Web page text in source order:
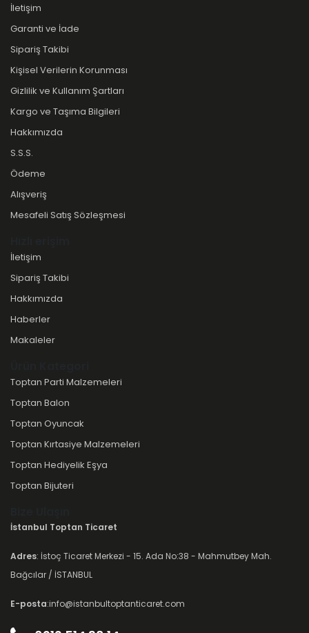
İletişim
Garanti ve İade
Sipariş Takibi
Kişisel Verilerin Korunması
Gizlilik ve Kullanım Şartları
Kargo ve Taşıma Bilgileri
Hakkımızda
S.S.S.
Ödeme
Alışveriş
Mesafeli Satış Sözleşmesi
İletişim
Sipariş Takibi
Hakkımızda
Haberler
Makaleler
Toptan Parti Malzemeleri
Toptan Balon
Toptan Oyuncak
Toptan Kırtasiye Malzemeleri
Toptan Hediyelik Eşya
Toptan Bijuteri
İstanbul Toptan Ticaret
Adres: İstoç Ticaret Merkezi - 15. Ada No:38 - Mahmutbey Mah.
Bağcılar / İSTANBUL
E-posta:info@istanbultoptanticaret.com